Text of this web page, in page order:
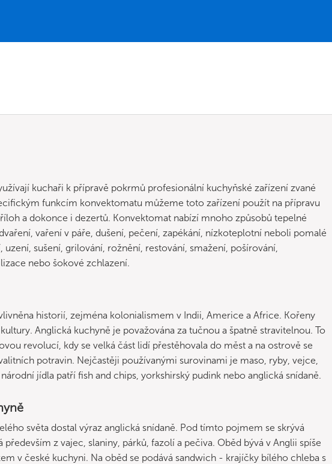
kuchaři k přípravě pokrmů profesionální kuchyňské zařízení zvané
funkcím konvektomatu můžeme toto zařízení použít na přípravu
a dokonce i dezertů. Konvektomat nabízí mnoho způsobů tepelné
vaření v páře, dušení, pečení, zapékání, nízkoteplotní neboli pomalé
sušení, grilování, rožnění, restování, smažení, pošírování,
nebo šokové zchlazení.
historií, zejména kolonialismem v Indii, Americe a Africe. Kořeny
Anglická kuchyně je považována za tučnou a špatně stravitelnou. To
revolucí, kdy se velká část lidí přestěhovala do měst a na ostrově se
potravin. Nejčastěji používanými surovinami je maso, ryby, vejce,
jídla patří fish and chips, yorkshirský pudink nebo anglická snídaně.
světa dostal výraz anglická snídaně. Pod tímto pojmem se skrývá
především z vajec, slaniny, párků, fazolí a pečiva. Oběd bývá v Anglii spíše
v české kuchyni. Na oběd se podává sandwich - krajíčky bílého chleba s